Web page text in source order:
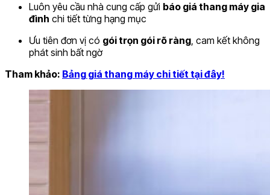
Luôn yêu cầu nhà cung cấp gửi báo giá thang máy gia
đình chi tiết từng hạng mục
Ưu tiên đơn vị có gói trọn gói rõ ràng, cam kết không
phát sinh bất ngờ
Tham khảo: Bảng giá thang máy chi tiết tại đây!